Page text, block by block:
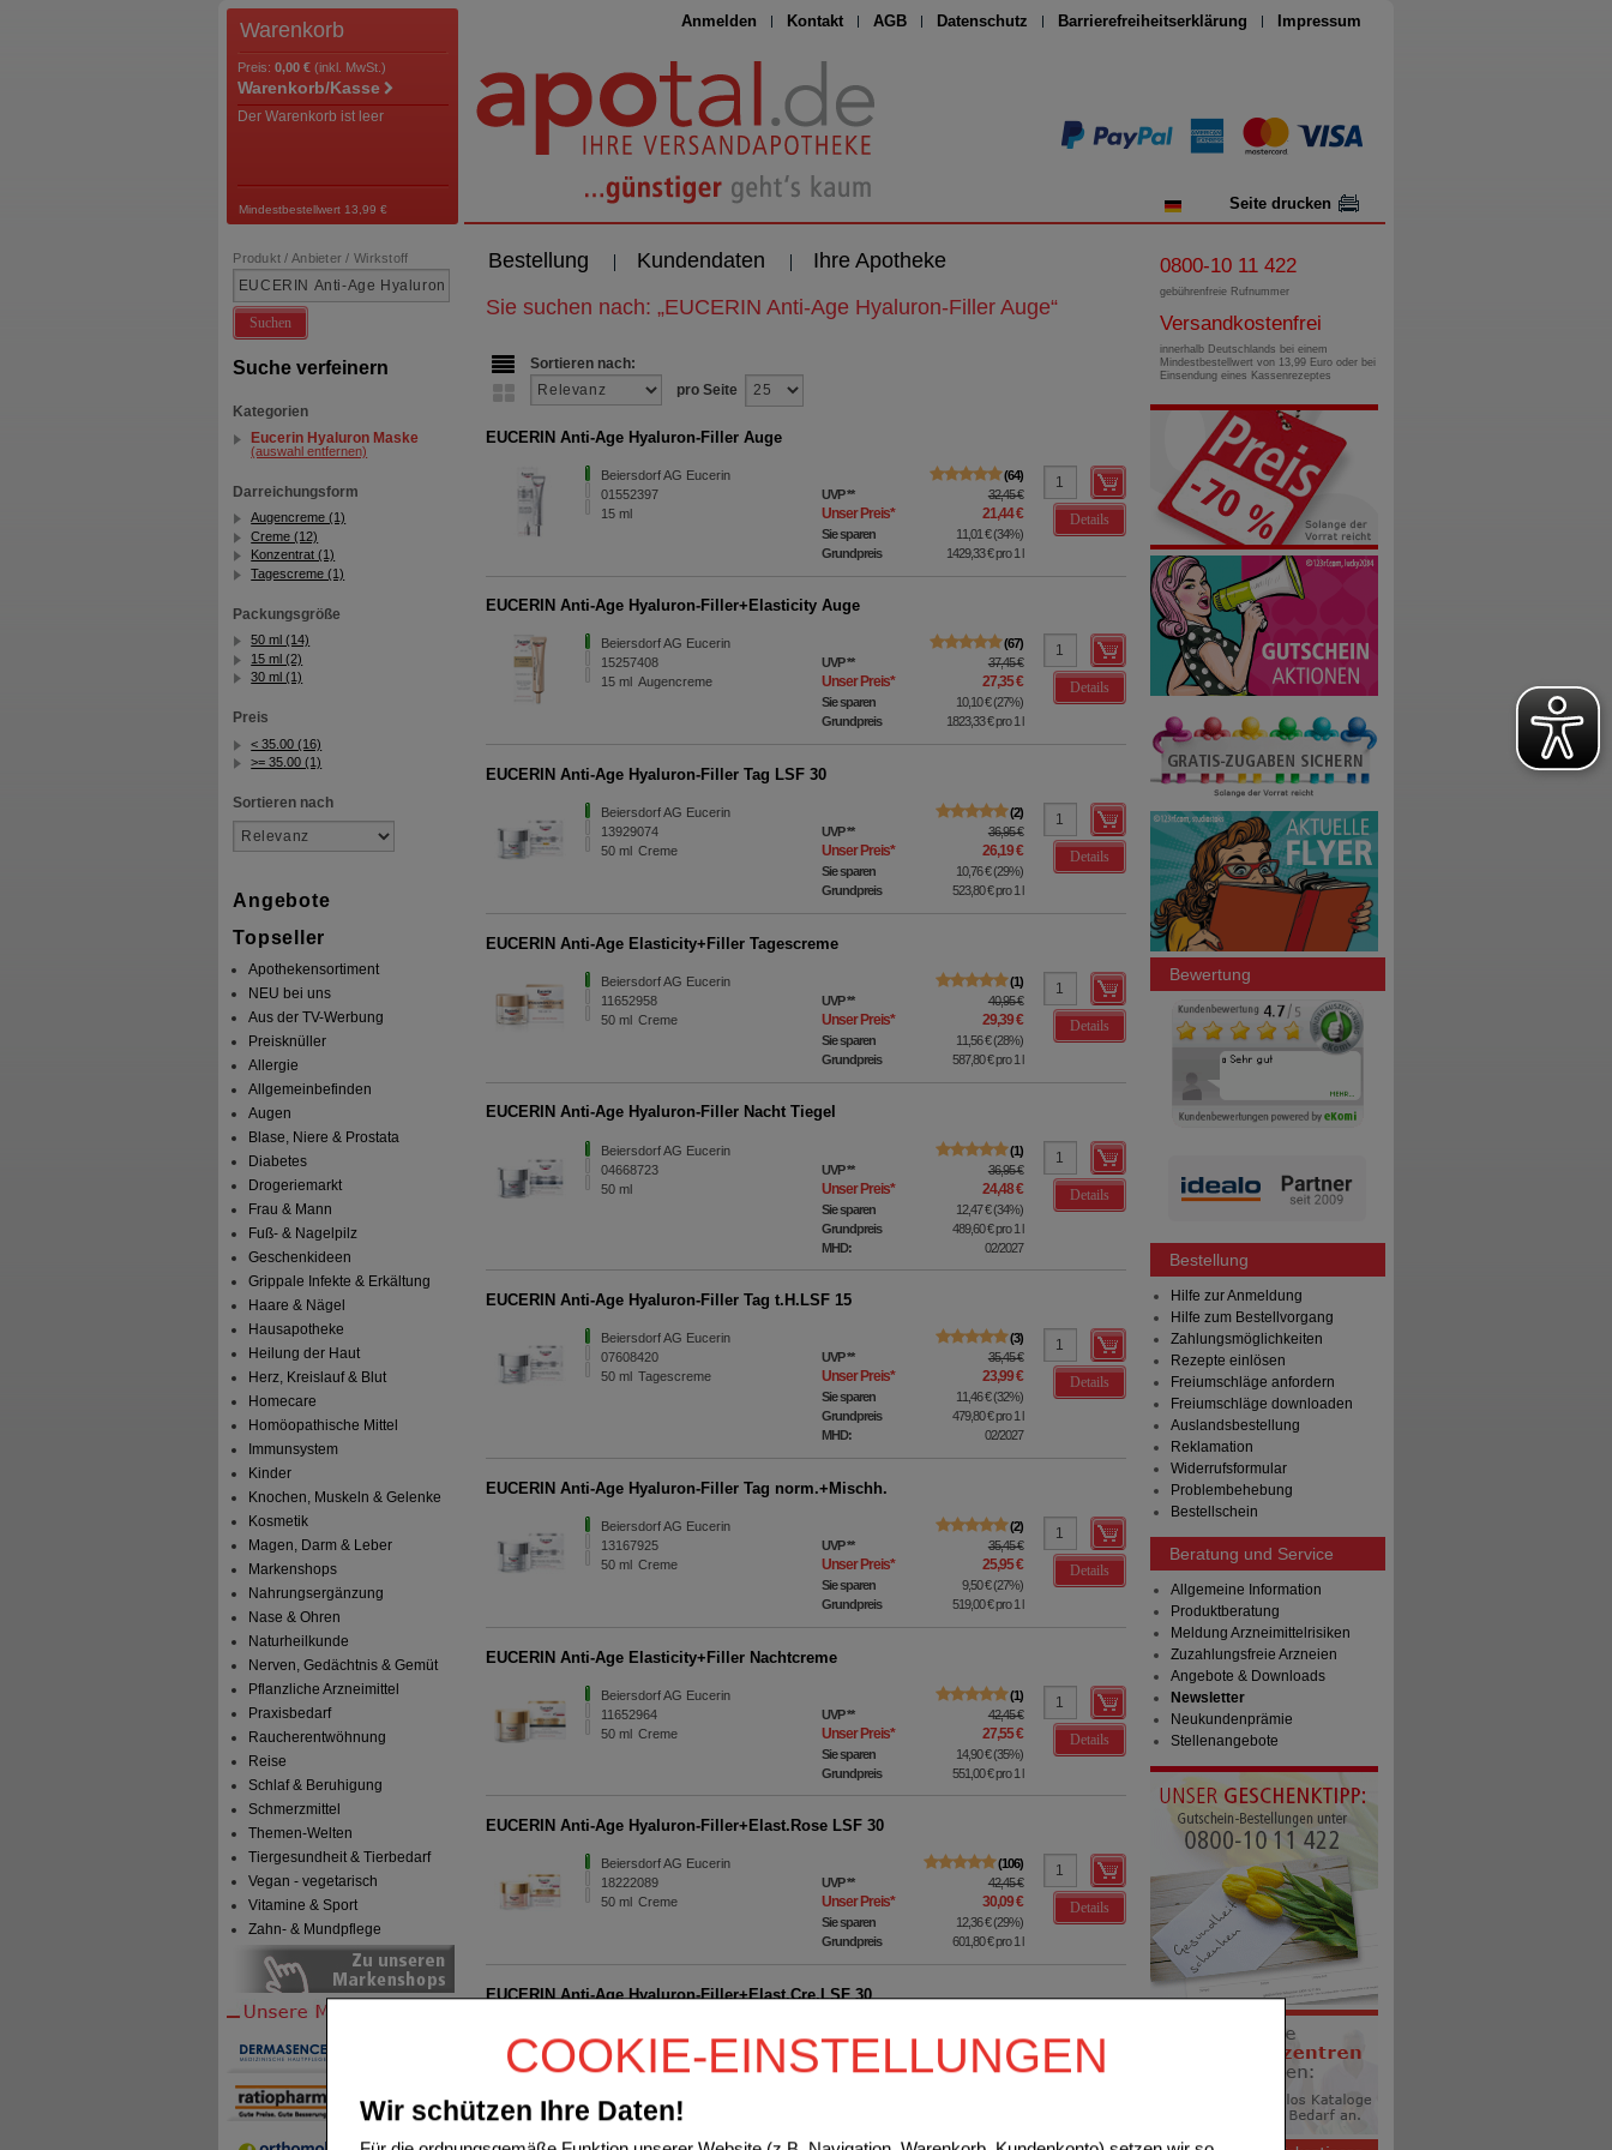
COOKIE-EINSTELLUNGEN
Wir schützen Ihre Daten!
Anmelden Kontakt AGB Datenschutz Barrierefreiheitserklärung Impressum
Seite drucken
Warenkorb
Preis: 0,00 € (inkl. MwSt.)
Warenkorb/Kasse
Der Warenkorb ist leer
Mindestbestellwert 13,99 €
Bestellung Kundendaten Ihre Apotheke
Produkt / Anbieter / Wirkstoff
Suchen
Suche verfeinern
Kategorien
Eucerin Hyaluron Maske
(auswahl entfernen)
Darreichungsform
Augencreme (1)
Creme (12)
Konzentrat (1)
Tagescreme (1)
Packungsgröße
50 ml (14)
15 ml (2)
30 ml (1)
Preis
< 35.00 (16)
>= 35.00 (1)
Sortieren nach
Angebote
Topseller
Apothekensortiment
NEU bei uns
Aus der TV-Werbung
Preisknüller
Allergie
Allgemeinbefinden
Augen
Blase, Niere & Prostata
Diabetes
Drogeriemarkt
Frau & Mann
Fuß- & Nagelpilz
Geschenkideen
Grippale Infekte & Erkältung
Haare & Nägel
Hausapotheke
Heilung der Haut
Herz, Kreislauf & Blut
Homecare
Homöopathische Mittel
Immunsystem
Kinder
Knochen, Muskeln & Gelenke
Kosmetik
Magen, Darm & Leber
Markenshops
Nahrungsergänzung
Nase & Ohren
Naturheilkunde
Nerven, Gedächtnis & Gemüt
Pflanzliche Arzneimittel
Praxisbedarf
Raucherentwöhnung
Reise
Schlaf & Beruhigung
Schmerzmittel
Themen-Welten
Tiergesundheit & Tierbedarf
Vegan - vegetarisch
Vitamine & Sport
Zahn- & Mundpflege
Sie suchen nach: „EUCERIN Anti-Age Hyaluron-Filler Auge“
Sortieren nach:
pro Seite
EUCERIN Anti-Age Hyaluron-Filler Auge
Beiersdorf AG Eucerin
01552397
15 ml
64
UVP** 32,45 €
Unser Preis* 21,44 €
Sie sparen 11,01 €(34%)
Grundpreis
1429,33 €pro 1 l
Details
EUCERIN Anti-Age Hyaluron-Filler+Elasticity Auge
Beiersdorf AG Eucerin
15257408
15 ml Augencreme
67
UVP** 37,45 €
Unser Preis* 27,35 €
Sie sparen 10,10 €(27%)
Grundpreis
1823,33 €pro 1 l
Details
EUCERIN Anti-Age Hyaluron-Filler Tag LSF 30
Beiersdorf AG Eucerin
13929074
50 ml Creme
2
UVP** 36,95 €
Unser Preis* 26,19 €
Sie sparen 10,76 €(29%)
Grundpreis
523,80 €pro 1 l
Details
EUCERIN Anti-Age Elasticity+Filler Tagescreme
Beiersdorf AG Eucerin
11652958
50 ml Creme
1
UVP** 40,95 €
Unser Preis* 29,39 €
Sie sparen 11,56 €(28%)
Grundpreis
587,80 €pro 1 l
Details
EUCERIN Anti-Age Hyaluron-Filler Nacht Tiegel
Beiersdorf AG Eucerin
04668723
50 ml
1
UVP** 36,95 €
Unser Preis* 24,48 €
Sie sparen 12,47 €(34%)
Grundpreis
489,60 €pro 1 l
MHD:
02/2027
Details
EUCERIN Anti-Age Hyaluron-Filler Tag t.H.LSF 15
Beiersdorf AG Eucerin
07608420
50 ml Tagescreme
3
UVP** 35,45 €
Unser Preis* 23,99 €
Sie sparen 11,46 €(32%)
Grundpreis
479,80 €pro 1 l
MHD:
02/2027
Details
EUCERIN Anti-Age Hyaluron-Filler Tag norm.+Mischh.
Beiersdorf AG Eucerin
13167925
50 ml Creme
2
UVP** 35,45 €
Unser Preis* 25,95 €
Sie sparen 9,50 €(27%)
Grundpreis
519,00 €pro 1 l
Details
EUCERIN Anti-Age Elasticity+Filler Nachtcreme
Beiersdorf AG Eucerin
11652964
50 ml Creme
1
UVP** 42,45 €
Unser Preis* 27,55 €
Sie sparen 14,90 €(35%)
Grundpreis
551,00 €pro 1 l
Details
EUCERIN Anti-Age Hyaluron-Filler+Elast.Rose LSF 30
Beiersdorf AG Eucerin
18222089
50 ml Creme
106
UVP** 42,45 €
Unser Preis* 30,09 €
Sie sparen 12,36 €(29%)
Grundpreis
601,80 €pro 1 l
Details
EUCERIN Anti-Age Hyaluron-Filler+Elast.Cre.LSF 30
16154610
50ml Creme
42,45 €
Unser Preis* 28,94 € Details
0800-10 11 422
gebührenfreie Rufnummer
Versandkostenfrei
innerhalb Deutschlands bei einem
Mindestbestellwert von 13,99 Euro oder bei
Einsendung eines Kassenrezeptes
Bewertung
Bestellung
Hilfe zur Anmeldung
Hilfe zum Bestellvorgang
Zahlungsmöglichkeiten
Rezepte einlösen
Freiumschläge anfordern
Freiumschläge downloaden
Auslandsbestellung
Reklamation
Widerrufsformular
Problembehebung
Bestellschein
Beratung und Service
Allgemeine Information
Produktberatung
Meldung Arzneimittelrisiken
Zuzahlungsfreie Arzneien
Angebote & Downloads
Newsletter
Neukundenprämie
Stellenangebote